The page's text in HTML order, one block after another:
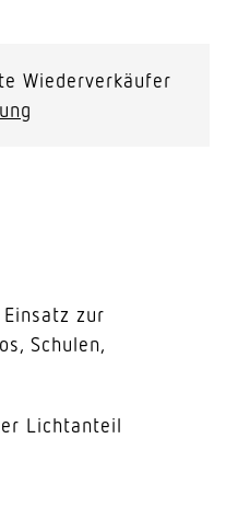
Wiederverkäufer
zur
Schulen,
Lichtanteil